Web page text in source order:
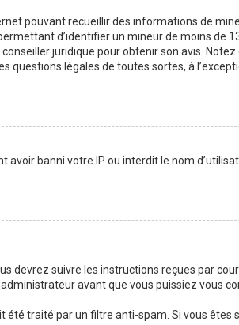
pouvant recueillir des informations de
d’identifier un mineur de moins de 13
juridique pour obtenir son avis.
légales de toutes sortes, à
avoir banni votre IP ou interdit le nom
devrez suivre les instructions reçues par
avant que vous puissiez vous
traité par un filtre anti-spam. Si vous êtes